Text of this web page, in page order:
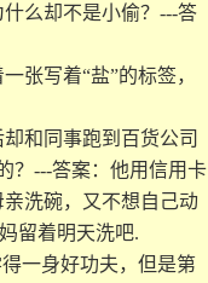
么却不是小偷？---答
张写着“盐”的标签，
和同事跑到百货公司
？---答案：他用信用卡
洗碗，又不想自己动
留着明天洗吧.
一身好功夫，但是第